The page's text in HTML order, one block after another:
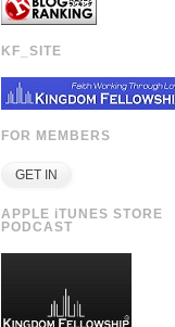
KF_SITE
FOR MEMBERS
APPLE iTUNES STORE
PODCAST